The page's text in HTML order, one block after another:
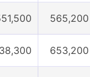
565,200
653,200